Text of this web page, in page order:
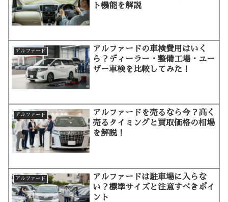
ト機能を解説
アルファード
アルファードの車検費用はいく
ら？ディーラー・整備工場・ユー
ザー車検を比較してみた！
アルファード
アルファードを売るなら今？高く
売るタイミングと買取価格の相場
を解説！
アルファード
アルファードは駐車場に入らな
い？標準サイズと注意すべきポイ
ント